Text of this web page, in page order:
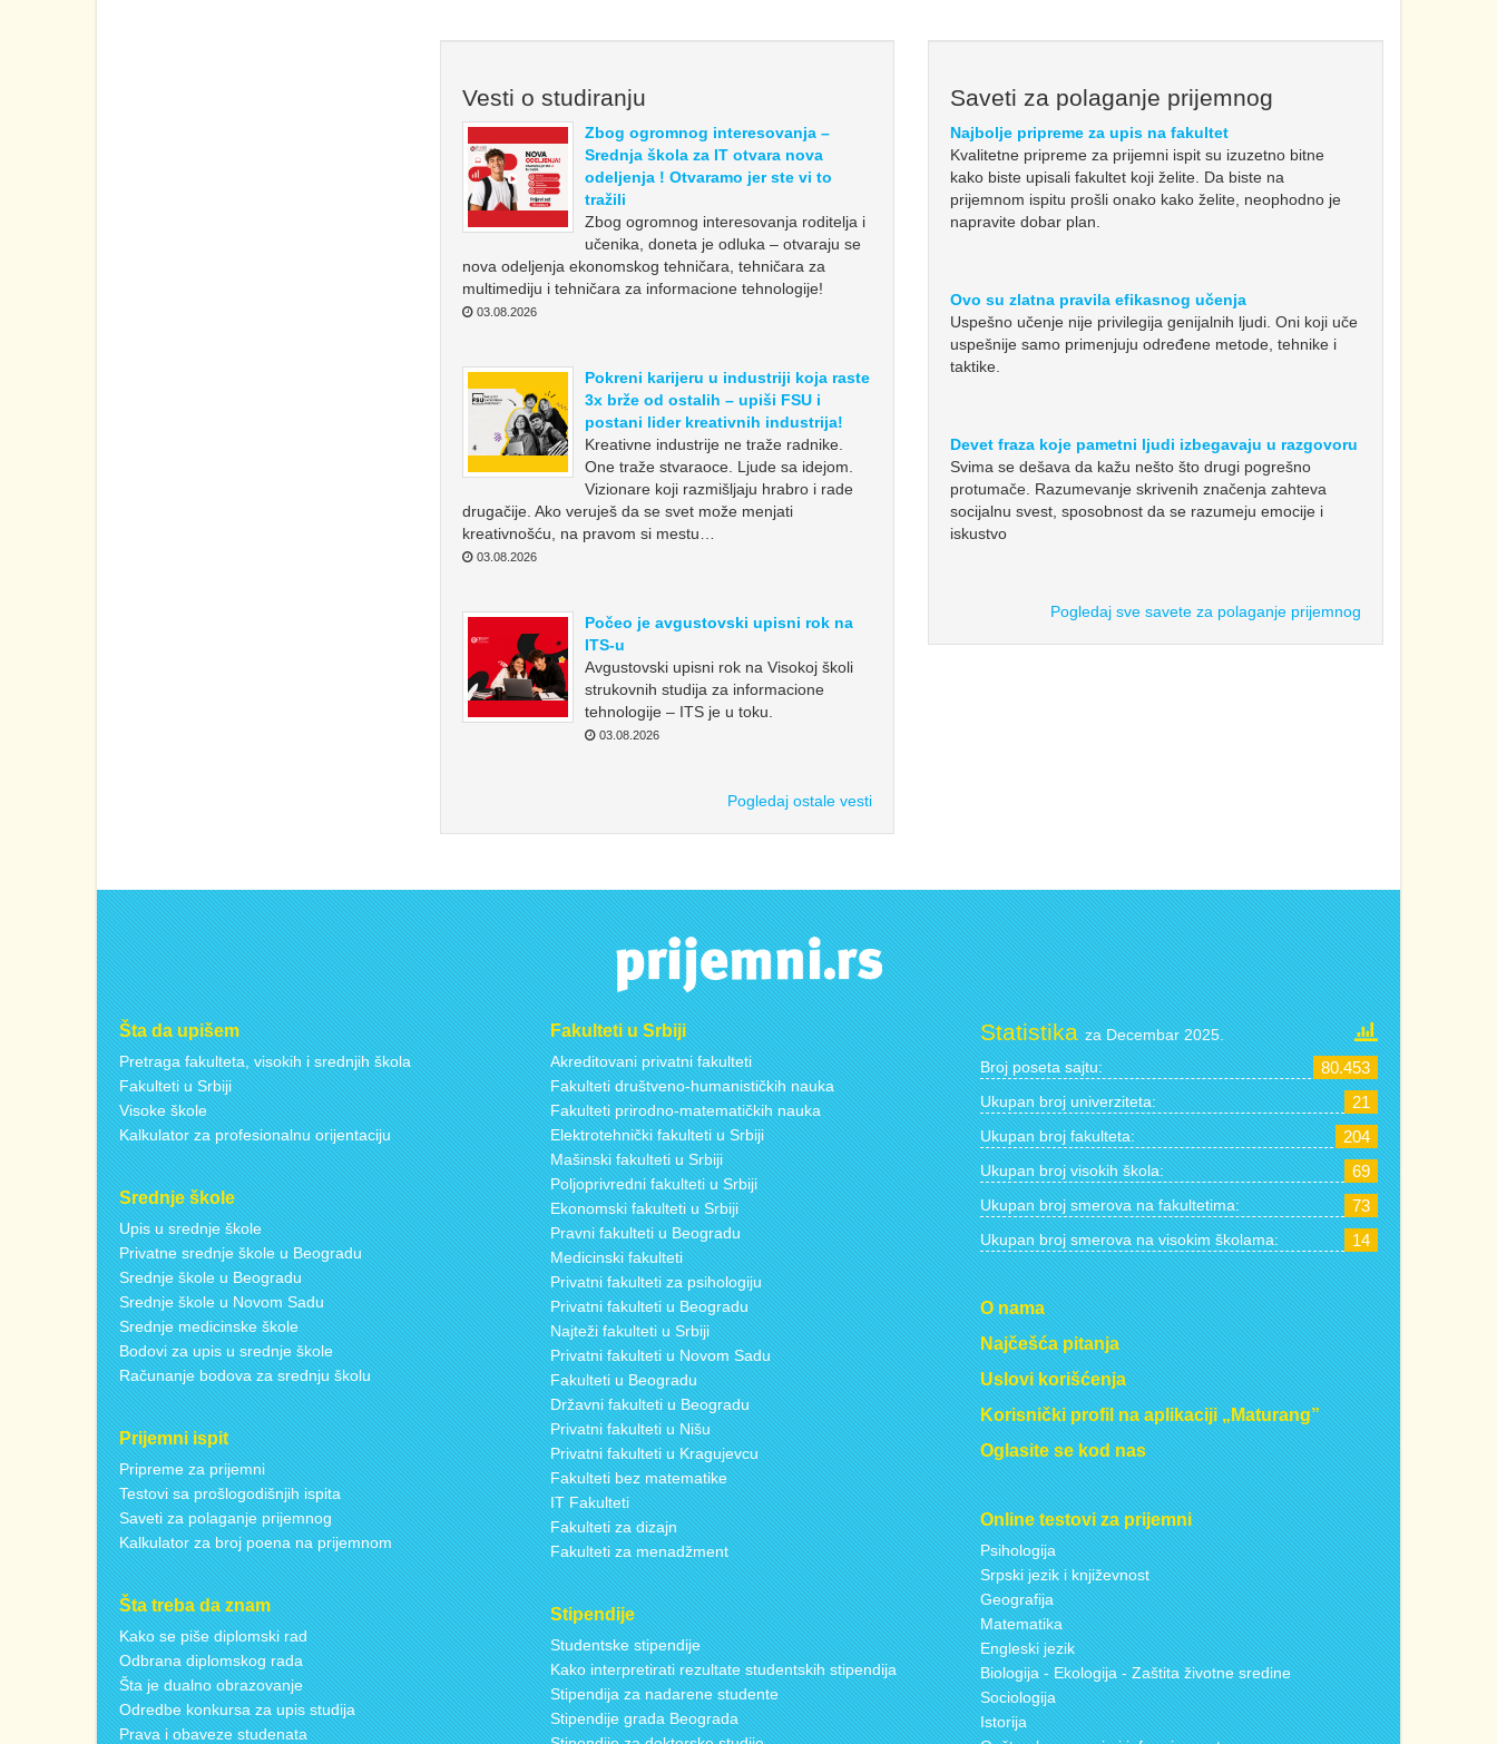
Vesti o studiranju
Zbog ogromnog interesovanja –
Srednja škola za IT otvara nova
odeljenja ! Otvaramo jer ste vi to
tražili
Zbog ogromnog interesovanja roditelja i
učenika, doneta je odluka – otvaraju se
nova odeljenja ekonomskog tehničara, tehničara za
multimediju i tehničara za informacione tehnologije!
03.08.2026
Pokreni karijeru u industriji koja raste
3x brže od ostalih – upiši FSU i
postani lider kreativnih industrija!
Kreativne industrije ne traže radnike.
One traže stvaraoce. Ljude sa idejom.
Vizionare koji razmišljaju hrabro i rade
drugačije. Ako veruješ da se svet može menjati
kreativnošću, na pravom si mestu…
03.08.2026
Počeo je avgustovski upisni rok na
ITS-u
Avgustovski upisni rok na Visokoj školi
strukovnih studija za informacione
tehnologije – ITS je u toku.
03.08.2026
Pogledaj ostale vesti
Saveti za polaganje prijemnog
Najbolje pripreme za upis na fakultet
Kvalitetne pripreme za prijemni ispit su izuzetno bitne
kako biste upisali fakultet koji želite. Da biste na
prijemnom ispitu prošli onako kako želite, neophodno je
napravite dobar plan.
Ovo su zlatna pravila efikasnog učenja
Uspešno učenje nije privilegija genijalnih ljudi. Oni koji uče
uspešnije samo primenjuju određene metode, tehnike i
taktike.
Devet fraza koje pametni ljudi izbegavaju u razgovoru
Svima se dešava da kažu nešto što drugi pogrešno
protumače. Razumevanje skrivenih značenja zahteva
socijalnu svest, sposobnost da se razumeju emocije i
iskustvo
Pogledaj sve savete za polaganje prijemnog
Šta da upišem
Pretraga fakulteta, visokih i srednjih škola
Fakulteti u Srbiji
Visoke škole
Kalkulator za profesionalnu orijentaciju
Srednje škole
Upis u srednje škole
Privatne srednje škole u Beogradu
Srednje škole u Beogradu
Srednje škole u Novom Sadu
Srednje medicinske škole
Bodovi za upis u srednje škole
Računanje bodova za srednju školu
Prijemni ispit
Pripreme za prijemni
Testovi sa prošlogodišnjih ispita
Saveti za polaganje prijemnog
Kalkulator za broj poena na prijemnom
Šta treba da znam
Kako se piše diplomski rad
Odbrana diplomskog rada
Šta je dualno obrazovanje
Odredbe konkursa za upis studija
Prava i obaveze studenata
Fakulteti u Srbiji
Akreditovani privatni fakulteti
Fakulteti društveno-humanističkih nauka
Fakulteti prirodno-matematičkih nauka
Elektrotehnički fakulteti u Srbiji
Mašinski fakulteti u Srbiji
Poljoprivredni fakulteti u Srbiji
Ekonomski fakulteti u Srbiji
Pravni fakulteti u Beogradu
Medicinski fakulteti
Privatni fakulteti za psihologiju
Privatni fakulteti u Beogradu
Najteži fakulteti u Srbiji
Privatni fakulteti u Novom Sadu
Fakulteti u Beogradu
Državni fakulteti u Beogradu
Privatni fakulteti u Nišu
Privatni fakulteti u Kragujevcu
Fakulteti bez matematike
IT Fakulteti
Fakulteti za dizajn
Fakulteti za menadžment
Stipendije
Studentske stipendije
Kako interpretirati rezultate studentskih stipendija
Stipendija za nadarene studente
Stipendije grada Beograda
Statistikaza Decembar 2025.
Broj poseta sajtu: 80.453
Ukupan broj univerziteta: 21
Ukupan broj fakulteta: 204
Ukupan broj visokih škola: 69
Ukupan broj smerova na fakultetima: 73
Ukupan broj smerova na visokim školama: 14
O nama
Najčešća pitanja
Uslovi korišćenja
Korisnički profil na aplikaciji „Maturang”
Oglasite se kod nas
Online testovi za prijemni
Psihologija
Srpski jezik i književnost
Geografija
Matematika
Engleski jezik
Biologija - Ekologija - Zaštita životne sredine
Sociologija
Istorija